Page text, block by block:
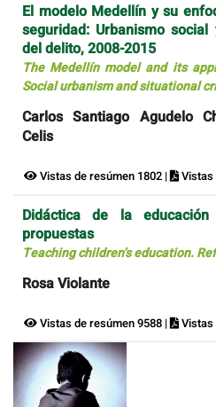
El modelo Medellín y su
seguridad: Urbanismo
del delito, 2008-2015
The Medellín model and its
Social urbanism and situational
Carlos Santiago Agudelo
Celis
Vistas de resúmen 1802 | Vistas
Didáctica de la
propuestas
Teaching children’s education.
Rosa Violante
Vistas de resúmen 9588 | Vistas